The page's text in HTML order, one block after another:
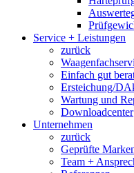
Service + Leistungen
zurück
Einfach gut
Ersteichung/
Wartung und
Downloadcenter
Unternehmen
zurück
Geprüfte
Team +